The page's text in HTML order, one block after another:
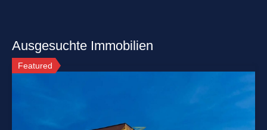
Ausgesuchte Immobilien
Featured